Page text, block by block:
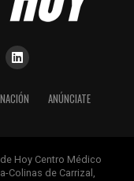
ANÚNCIATE
Hoy Centro Médico
Colinas de Carrizal,